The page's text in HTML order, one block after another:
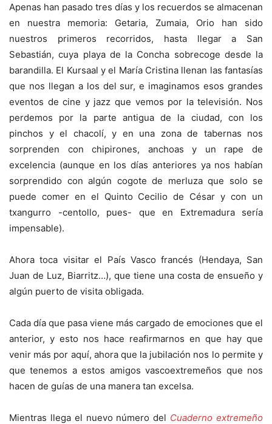
Apenas han pasado tres días y los recuerdos se almacenan
en nuestra memoria: Getaria, Zumaia, Orio han sido
nuestros primeros recorridos, hasta llegar a San
Sebastián, cuya playa de la Concha sobrecoge desde la
barandilla. El Kursaal y el María Cristina llenan las fantasías
que nos llegan a los del sur, e imaginamos esos grandes
eventos de cine y jazz que vemos por la televisión. Nos
perdemos por la parte antigua de la ciudad, con los
pinchos y el chacolí, y en una zona de tabernas nos
sorprenden con chipirones, anchoas y un rape de
excelencia (aunque en los días anteriores ya nos habían
sorprendido con algún cogote de merluza que solo se
puede comer en el Quinto Cecilio de César y con un
txangurro -centollo, pues- que en Extremadura sería
impensable).
Ahora toca visitar el País Vasco francés (Hendaya, San
Juan de Luz, Biarritz…), que tiene una costa de ensueño y
algún puerto de visita obligada.
Cada día que pasa viene más cargado de emociones que el
anterior, y esto nos hace reafirmarnos en que hay que
venir más por aquí, ahora que la jubilación nos lo permite y
que tenemos a estos amigos vascoextremeños que nos
hacen de guías de una manera tan excelsa.
Mientras llega el nuevo número del Cuaderno extremeño